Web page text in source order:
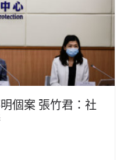
個案 張竹君：社